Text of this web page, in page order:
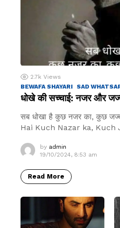
2.7k Views
BEWAFA SHAYARI SAD
धोखे की सच्चाई: नजर और
सब धोखा है कुछ नजर का, कुछ
Hai Kuch Nazar ka, Kuch
by admin
19/10/2024, 8:53 am
Read More